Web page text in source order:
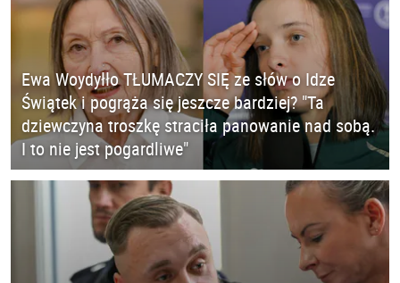
Ewa Woydyłło TŁUMACZY SIĘ ze słów o Idze
Świątek i pogrąża się jeszcze bardziej? "Ta
dziewczyna troszkę straciła panowanie nad sobą.
I to nie jest pogardliwe"